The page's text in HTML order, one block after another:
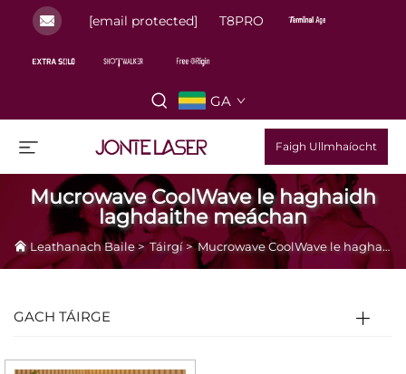
[email protected] T8PRO
GA
Faigh Ullmhaíocht
Mucrowave CoolWave le haghaidh
laghdaithe meáchan
Leathanach Baile>Táirgí>Mucrowave CoolWave le haghaidh laghdaithe meáchan
GACH TÁIRGE